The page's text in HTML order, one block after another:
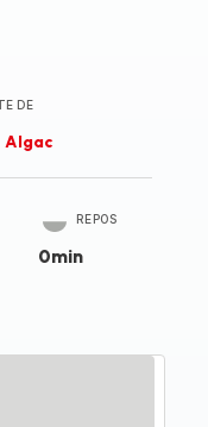
DE
Algac
REPOS
0min